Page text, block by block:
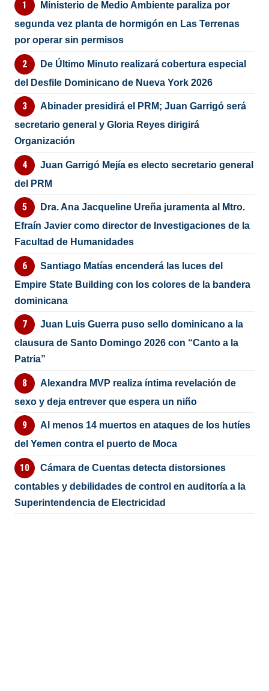
Ministerio de Medio Ambiente paraliza por
segunda vez planta de hormigón en Las Terrenas
por operar sin permisos
De Último Minuto realizará cobertura especial
del Desfile Dominicano de Nueva York 2026
Abinader presidirá el PRM; Juan Garrigó será
secretario general y Gloria Reyes dirigirá
Organización
Juan Garrigó Mejía es electo secretario general
del PRM
Dra. Ana Jacqueline Ureña juramenta al Mtro.
Efraín Javier como director de Investigaciones de la
Facultad de Humanidades
Santiago Matías encenderá las luces del
Empire State Building con los colores de la bandera
dominicana
Juan Luis Guerra puso sello dominicano a la
clausura de Santo Domingo 2026 con “Canto a la
Patria”
Alexandra MVP realiza íntima revelación de
sexo y deja entrever que espera un niño
Al menos 14 muertos en ataques de los hutíes
del Yemen contra el puerto de Moca
Cámara de Cuentas detecta distorsiones
contables y debilidades de control en auditoría a la
Superintendencia de Electricidad